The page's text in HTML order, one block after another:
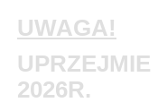
UWAGA!
2026R.